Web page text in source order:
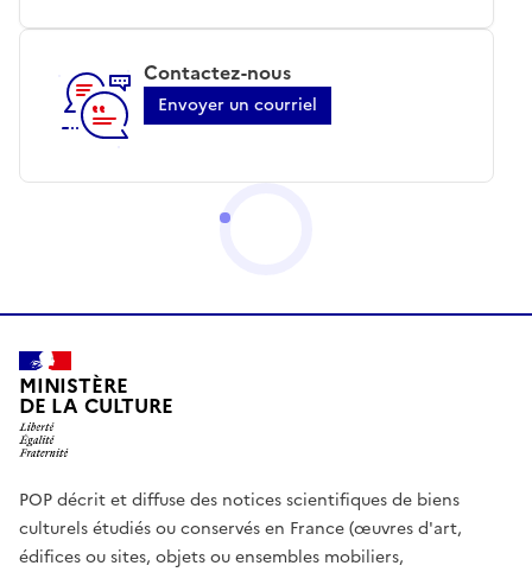
Contactez-nous
Envoyer un courriel
MINISTÈRE
DE LA CULTURE
POP décrit et diffuse des notices scientifiques de biens
culturels étudiés ou conservés en France (œuvres d'art,
édifices ou sites, objets ou ensembles mobiliers,